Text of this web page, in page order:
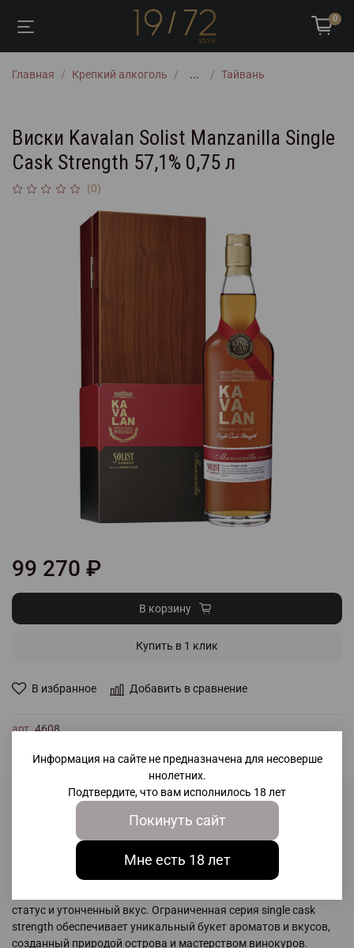
0
Главная Крепкий алкоголь ... Тайвань
Виски Kavalan Solist Manzanilla Single
Cask Strength 57,1% 0,75 л
(0)
В избранное Добавить в сравнение
арт.4608
99 270 ₽
В корзину
Купить в 1 клик
Kavalan Solist Manzanilla – исключительный односолодовый
виски из региона И-Лан (Тайвань), выделяющийся крепостью
статус и утонченный вкус. Ограниченная серия single cask
strength обеспечивает уникальный букет ароматов и вкусов,
созданный природой острова и мастерством винокуров.
Информация на сайте не предназначена для несоверше
ннолетних.
Подтвердите, что вам исполнилось 18 лет
Покинуть сайт
Мне есть 18 лет